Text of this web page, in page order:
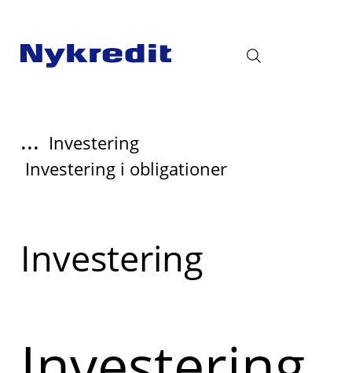
... Investering
Investering i obligationer
Læs
mere
Investering